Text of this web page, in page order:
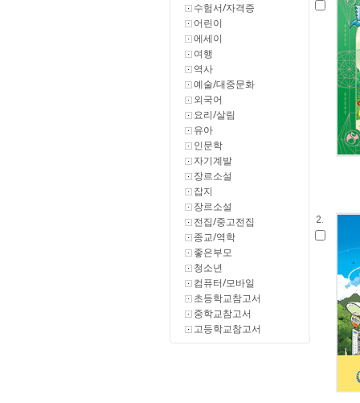
수험서/자격증
어린이
에세이
여행
역사
예술/대중문화
외국어
요리/살림
유아
인문학
자기계발
장르소설
잡지
장르소설
전집/중고전집
종교/역학
좋은부모
청소년
컴퓨터/모바일
초등학교참고서
중학교참고서
고등학교참고서
2.